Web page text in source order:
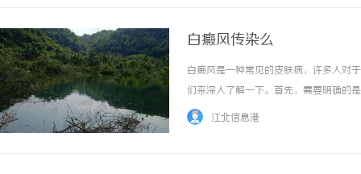
白癜风传染么
白癜风是一种常见的皮肤病，许多人对
们来深入了解一下。首先，需要明确的
传播给他人的疾病，如感冒、流感等，
江北信息港